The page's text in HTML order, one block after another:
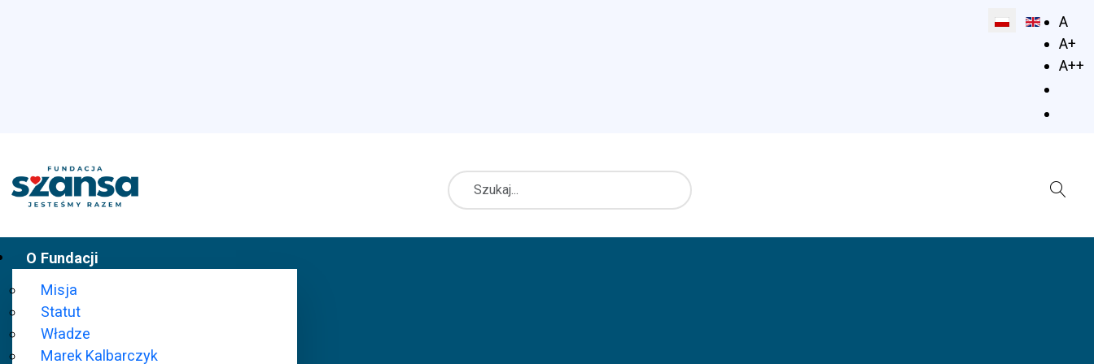
A
A+
A++
Wybierz swój
Szukaj
O Fundacji
Misja
Statut
Władze
Marek Kalbarczyk